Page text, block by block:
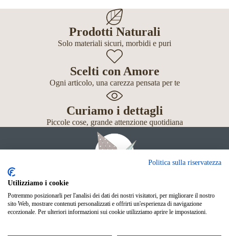
Prodotti Naturali
Solo materiali sicuri, morbidi e puri
Scelti con Amore
Ogni articolo, una carezza pensata per te
Curiamo i dettagli
Piccole cose, grande attenzione quotidiana
Giochi
Neonato
Politica sulla riservatezza
Utilizziamo i cookie
Potremmo posizionarli per l'analisi dei dati dei nostri visitatori, per migliorare il nostro
sito Web, mostrare contenuti personalizzati e offrirti un'esperienza di navigazione
eccezionale. Per ulteriori informazioni sui cookie utilizziamo aprire le impostazioni.